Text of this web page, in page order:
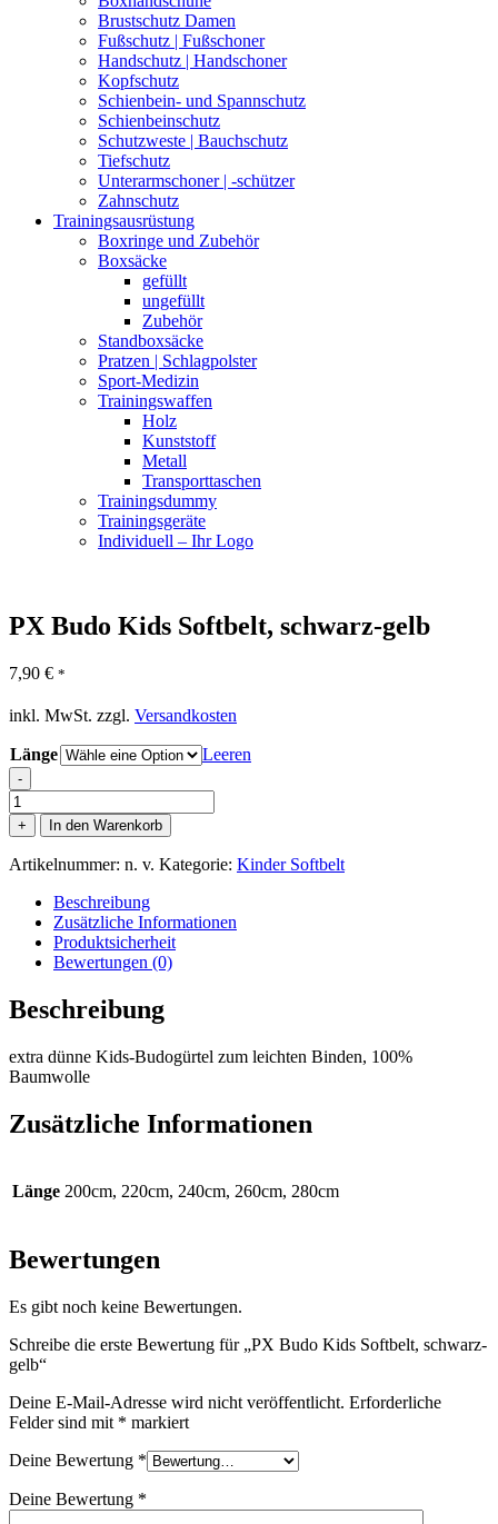
Brustschutz Damen
Fußschutz | Fußschoner
Handschutz | Handschoner
Kopfschutz
Schienbein- und Spannschutz
Schienbeinschutz
Schutzweste | Bauchschutz
Tiefschutz
Unterarmschoner | -schützer
Zahnschutz
Trainingsausrüstung
Boxringe und Zubehör
Boxsäcke
gefüllt
ungefüllt
Zubehör
Standboxsäcke
Pratzen | Schlagpolster
Sport-Medizin
Trainingswaffen
Holz
Kunststoff
Metall
Transporttaschen
Trainingsdummy
Trainingsgeräte
Individuell – Ihr Logo
PX Budo Kids Softbelt, schwarz-gelb
7,90 € *
inkl. MwSt. zzgl. Versandkosten
Länge Leeren
-
PX
Budo
Kids
Softbelt,
gelb
Menge
+ In den Warenkorb
Artikelnummer: n. v. Kategorie: Kinder Softbelt
Beschreibung
Zusätzliche Informationen
Produktsicherheit
Bewertungen (0)
Beschreibung
extra dünne Kids-Budogürtel zum leichten Binden, 100%
Baumwolle
Zusätzliche Informationen
Länge 200cm, 220cm, 240cm, 260cm, 280cm
Bewertungen
Es gibt noch keine Bewertungen.
Schreibe die erste Bewertung für „PX Budo Kids Softbelt, schwarz-
gelb“
Deine E-Mail-Adresse wird nicht veröffentlicht. Erforderliche
Felder sind mit * markiert
Deine Bewertung *
Deine Bewertung *